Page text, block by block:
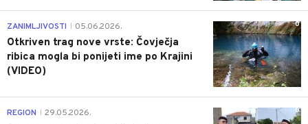
0
ZANIMLJIVOSTI 05.06.2026.
Otkriven trag nove vrste: Čovječja
ribica mogla bi ponijeti ime po Krajini
(VIDEO)
0
REGION 29.05.2026.